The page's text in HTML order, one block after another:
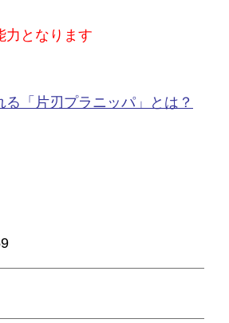
となります
「片刃プラニッパ」とは？